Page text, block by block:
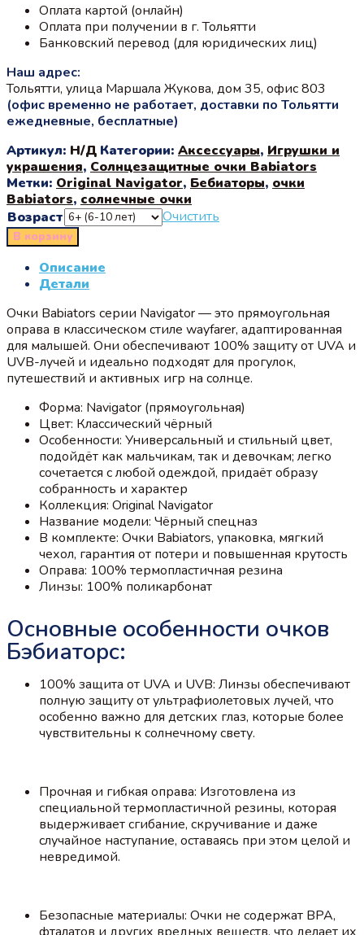
Оплата картой (онлайн)
Оплата при получении в г. Тольятти
Банковский перевод (для юридических лиц)
Наш адрес:
Тольятти, улица Маршала Жукова, дом 35, офис 803
(офис временно не работает, доставки по Тольятти
ежедневные, бесплатные)
Артикул: Н/Д Категории: Аксессуары, Игрушки и
украшения, Солнцезащитные очки Babiators
Метки: Original Navigator, Бебиаторы, очки
Babiators, солнечные очки
Возраст
Очистить
В корзину
Описание
Детали
Очки Babiators серии Navigator — это прямоугольная
оправа в классическом стиле wayfarer, адаптированная
для малышей. Они обеспечивают 100% защиту от UVA и
UVB-лучей и идеально подходят для прогулок,
путешествий и активных игр на солнце.
Форма: Navigator (прямоугольная)
Цвет: Классический чёрный
Особенности: Универсальный и стильный цвет,
подойдёт как мальчикам, так и девочкам; легко
сочетается с любой одеждой, придаёт образу
собранность и характер
Коллекция: Original Navigator
Название модели: Чёрный спецназ
В комплекте: Очки Babiators, упаковка, мягкий
чехол, гарантия от потери и повышенная крутость
Оправа: 100% термопластичная резина
Линзы: 100% поликарбонат
Основные особенности очков
Бэбиаторс:
100% защита от UVA и UVB: Линзы обеспечивают
полную защиту от ультрафиолетовых лучей, что
особенно важно для детских глаз, которые более
чувствительны к солнечному свету.
Прочная и гибкая оправа: Изготовлена из
специальной термопластичной резины, которая
выдерживает сгибание, скручивание и даже
случайное наступание, оставаясь при этом целой и
невредимой.
Безопасные материалы: Очки не содержат BPA,